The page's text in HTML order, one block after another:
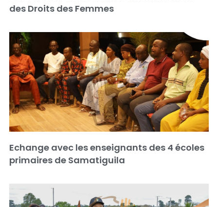
des Droits des Femmes
Echange avec les enseignants des 4 écoles
primaires de Samatiguila